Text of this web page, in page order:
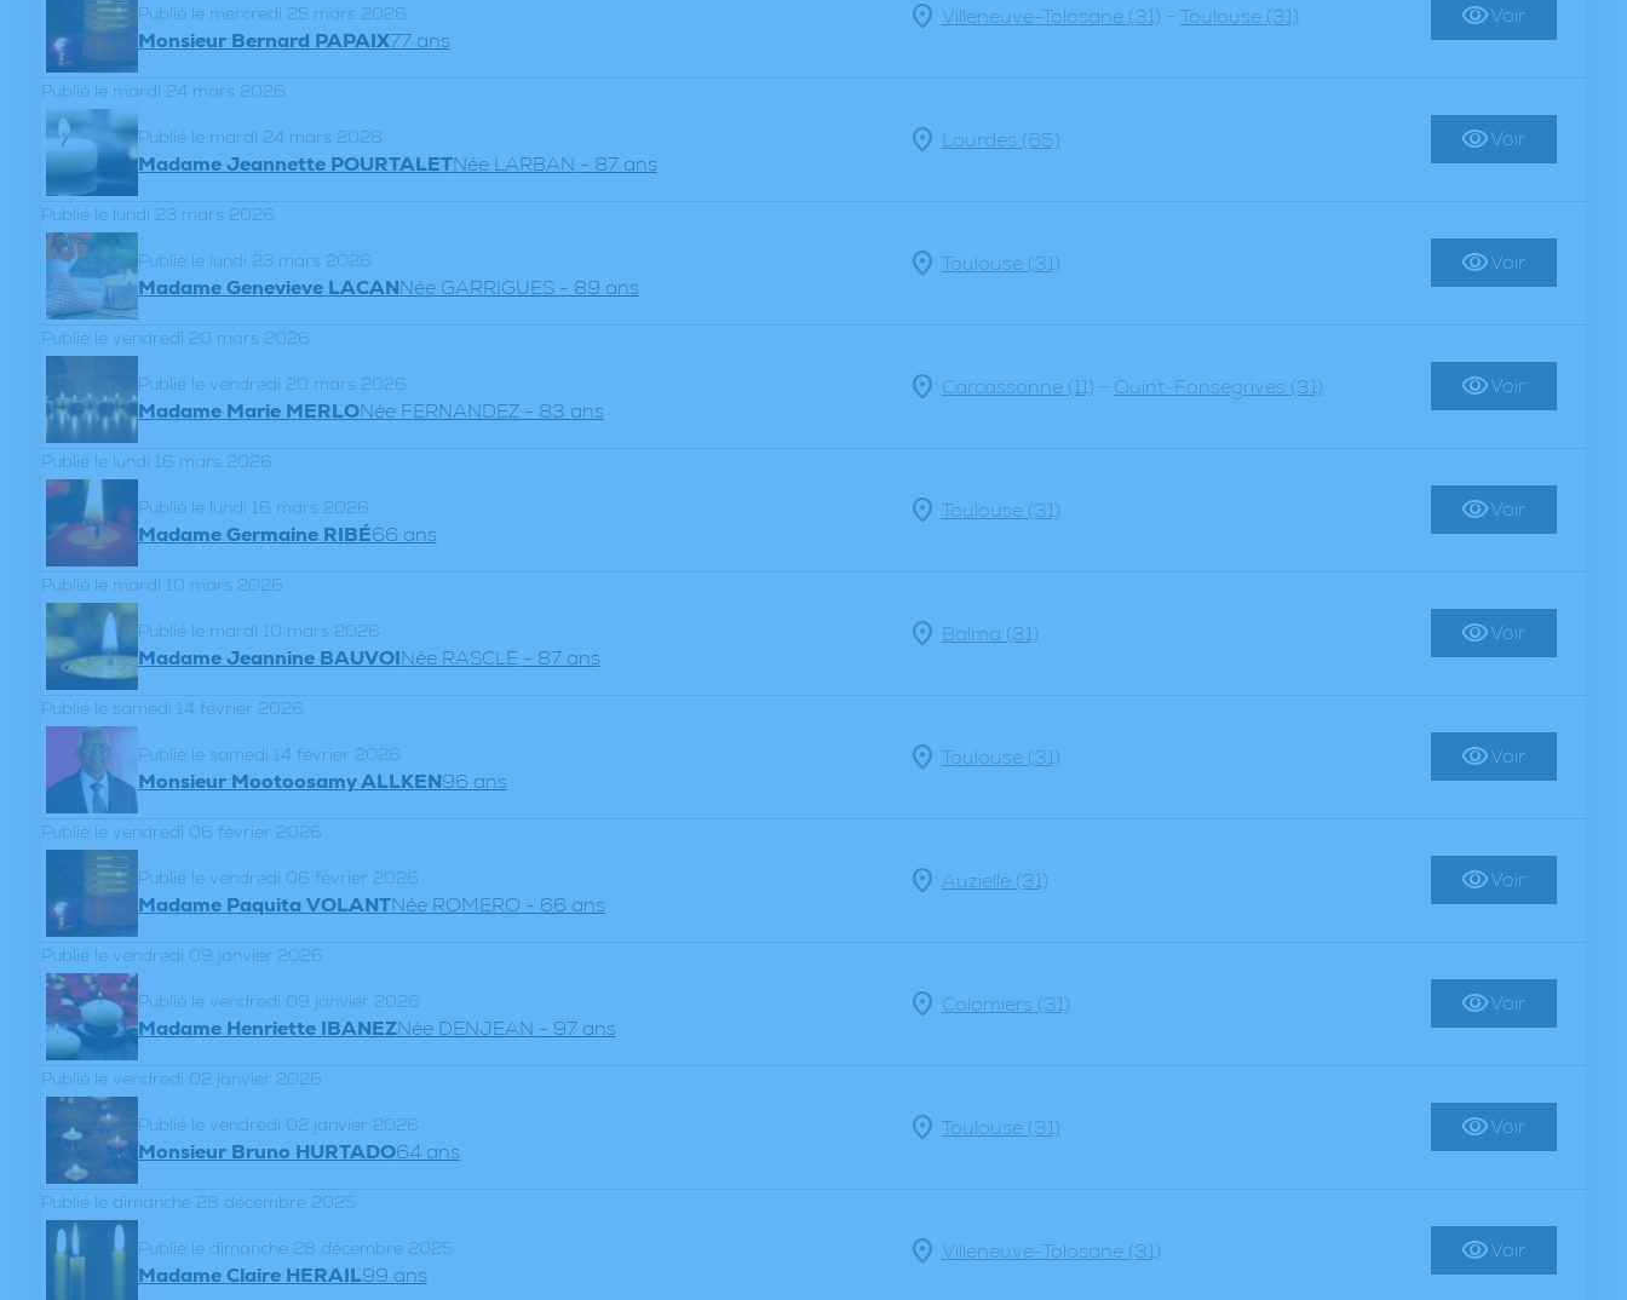
Publié le mercredi 25 mars 2026
Monsieur Bernard PAPAIX77 ans
Villeneuve-Tolosane (31) - Toulouse (31) Voir
Publié le mardi 24 mars 2026
Publié le mardi 24 mars 2026
Madame Jeannette POURTALETNée LARBAN - 87 ans
Lourdes (65) Voir
Publié le lundi 23 mars 2026
Publié le lundi 23 mars 2026
Madame Genevieve LACANNée GARRIGUES - 89 ans
Toulouse (31) Voir
Publié le vendredi 20 mars 2026
Publié le vendredi 20 mars 2026
Madame Marie MERLONée FERNANDEZ - 83 ans
Carcassonne (11) - Quint-Fonsegrives (31) Voir
Publié le lundi 16 mars 2026
Publié le lundi 16 mars 2026
Madame Germaine RIBÉ66 ans
Toulouse (31) Voir
Publié le mardi 10 mars 2026
Publié le mardi 10 mars 2026
Madame Jeannine BAUVOINée RASCLE - 87 ans
Balma (31) Voir
Publié le samedi 14 février 2026
Publié le samedi 14 février 2026
Monsieur Mootoosamy ALLKEN96 ans
Toulouse (31) Voir
Publié le vendredi 06 février 2026
Publié le vendredi 06 février 2026
Madame Paquita VOLANTNée ROMERO - 66 ans
Auzielle (31) Voir
Publié le vendredi 09 janvier 2026
Publié le vendredi 09 janvier 2026
Madame Henriette IBANEZNée DENJEAN - 97 ans
Colomiers (31) Voir
Publié le vendredi 02 janvier 2026
Publié le vendredi 02 janvier 2026
Monsieur Bruno HURTADO64 ans
Toulouse (31) Voir
Publié le dimanche 28 décembre 2025
Publié le dimanche 28 décembre 2025
Madame Claire HERAIL99 ans
Villeneuve-Tolosane (31) Voir